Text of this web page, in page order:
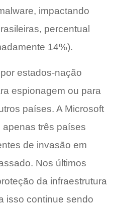
impactando
percentual
14%).
estados-nação
espionagem ou para
países. A Microsoft
três países
de invasão em
Nos últimos
da infraestrutura
isso continue sendo